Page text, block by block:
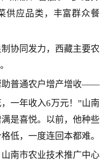
供应品类，丰富群众餐
协同发力，西藏主要农
普通农户增产增收——
一年收入6万元！”山南
是喜悦。以前，他种些
低，一度连回本都难。
南市农业技术推广中心